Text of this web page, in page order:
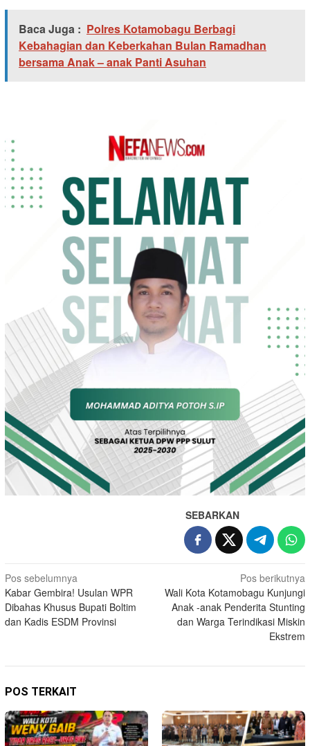
Baca Juga : Polres Kotamobagu Berbagi
Kebahagian dan Keberkahan Bulan Ramadhan
bersama Anak – anak Panti Asuhan
SEBARKAN
Navigasi
pos
Pos sebelumnya
Kabar Gembira! Usulan WPR
Dibahas Khusus Bupati Boltim
dan Kadis ESDM Provinsi
Pos berikutnya
Wali Kota Kotamobagu Kunjungi
Anak -anak Penderita Stunting
dan Warga Terindikasi Miskin
Ekstrem
POS TERKAIT